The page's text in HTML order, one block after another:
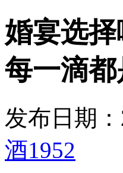
婚宴选
每一滴
发布日期
酒1952